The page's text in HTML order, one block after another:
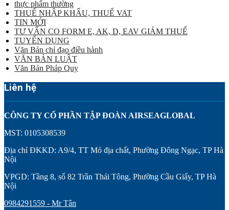
thực phẩm thường
THUẾ NHẬP KHẨU, THUẾ VAT
TIN MỚI
TƯ VẤN CO FORM E, AK, D, EAV GIẢM THUẾ
TUYỂN DỤNG
Văn Bản chỉ đạo điều hành
VĂN BẢN LUẬT
Văn Bản Pháp Quy
Liên hệ
CÔNG TY CỔ PHẦN TẬP ĐOÀN AIRSEAGLOBAL
MST: 0105308539
Địa chỉ ĐKKD: A9/4, TT Mỏ địa chất, Phường Đông Ngạc, TP Hà
Nội
VPGD: Tầng 8, số 82 Trần Thái Tông, Phường Cầu Giấy, TP Hà
Nội
0984291559 - Mr Tân